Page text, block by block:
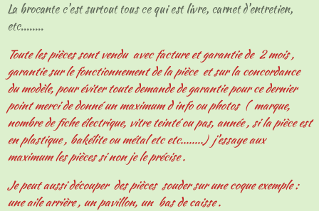
La brocante c'est surtout tous ce qui est livre, carnet d'entretien,
etc........
Toute les pièces sont vendu avec facture et garantie de 2 mois ,
garantie sur le fonctionnement de la pièce et sur la concordance
du modèle, pour éviter toute demande de garantie pour ce dernier
point merci de donné un maximum d info ou photos ( marque,
nombre de fiche électrique, vitre teinté ou pas, année , si la pièce est
en plastique , bakélite ou métal etc etc........) j'essaye aux
maximum les pièces si non je le précise .
Je peut aussi découper des pièces souder sur une coque exemple :
une aile arrière , un pavillon, un bas de caisse .